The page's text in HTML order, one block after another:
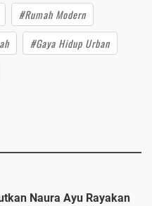
#Rumah Modern
#Gaya Hidup Urban
Naura Ayu Rayakan